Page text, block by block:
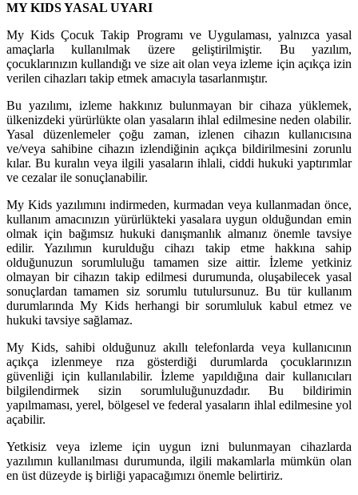
MY KIDS YASAL UYARI
My Kids Çocuk Takip Programı ve Uygulaması, yalnızca yasal
amaçlarla kullanılmak üzere geliştirilmiştir. Bu yazılım,
çocuklarınızın kullandığı ve size ait olan veya izleme için açıkça izin
verilen cihazları takip etmek amacıyla tasarlanmıştır.
Bu yazılımı, izleme hakkınız bulunmayan bir cihaza yüklemek,
ülkenizdeki yürürlükte olan yasaların ihlal edilmesine neden olabilir.
Yasal düzenlemeler çoğu zaman, izlenen cihazın kullanıcısına
ve/veya sahibine cihazın izlendiğinin açıkça bildirilmesini zorunlu
kılar. Bu kuralın veya ilgili yasaların ihlali, ciddi hukuki yaptırımlar
ve cezalar ile sonuçlanabilir.
My Kids yazılımını indirmeden, kurmadan veya kullanmadan önce,
kullanım amacınızın yürürlükteki yasalara uygun olduğundan emin
olmak için bağımsız hukuki danışmanlık almanız önemle tavsiye
edilir. Yazılımın kurulduğu cihazı takip etme hakkına sahip
olduğunuzun sorumluluğu tamamen size aittir. İzleme yetkiniz
olmayan bir cihazın takip edilmesi durumunda, oluşabilecek yasal
sonuçlardan tamamen siz sorumlu tutulursunuz. Bu tür kullanım
durumlarında My Kids herhangi bir sorumluluk kabul etmez ve
hukuki tavsiye sağlamaz.
My Kids, sahibi olduğunuz akıllı telefonlarda veya kullanıcının
açıkça izlenmeye rıza gösterdiği durumlarda çocuklarınızın
güvenliği için kullanılabilir. İzleme yapıldığına dair kullanıcıları
bilgilendirmek sizin sorumluluğunuzdadır. Bu bildirimin
yapılmaması, yerel, bölgesel ve federal yasaların ihlal edilmesine yol
açabilir.
Yetkisiz veya izleme için uygun izni bulunmayan cihazlarda
yazılımın kullanılması durumunda, ilgili makamlarla mümkün olan
en üst düzeyde iş birliği yapacağımızı önemle belirtiriz.